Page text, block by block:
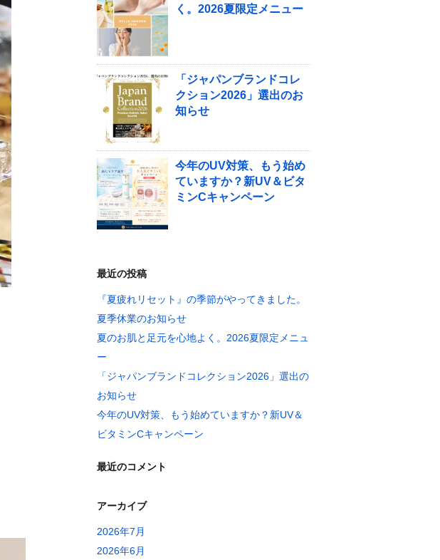
く。2026夏限定メニュー
「ジャパンブランドコレ
クション2026」選出のお
知らせ
今年のUV対策、もう始め
ていますか？新UV＆ビタ
ミンCキャンペーン
最近の投稿
『夏疲れリセット』の季節がやってきました。
夏季休業のお知らせ
夏のお肌と足元を心地よく。2026夏限定メニュ
ー
「ジャパンブランドコレクション2026」選出の
お知らせ
今年のUV対策、もう始めていますか？新UV＆
ビタミンCキャンペーン
最近のコメント
アーカイブ
2026年7月
2026年6月